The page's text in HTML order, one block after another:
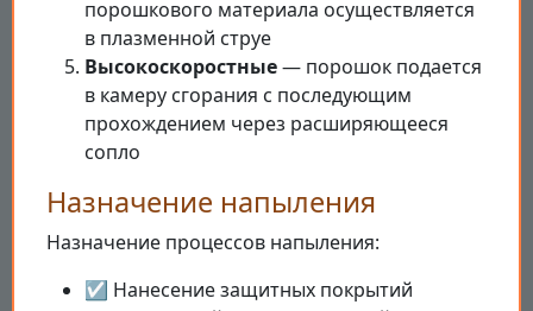
порошкового материала осуществляется
в плазменной струе
Высокоскоростные— порошок подается
в камеру сгорания с последующим
прохождением через расширяющееся
сопло
Назначение напыления
Назначение процессов напыления:
☑ Нанесение защитных покрытий